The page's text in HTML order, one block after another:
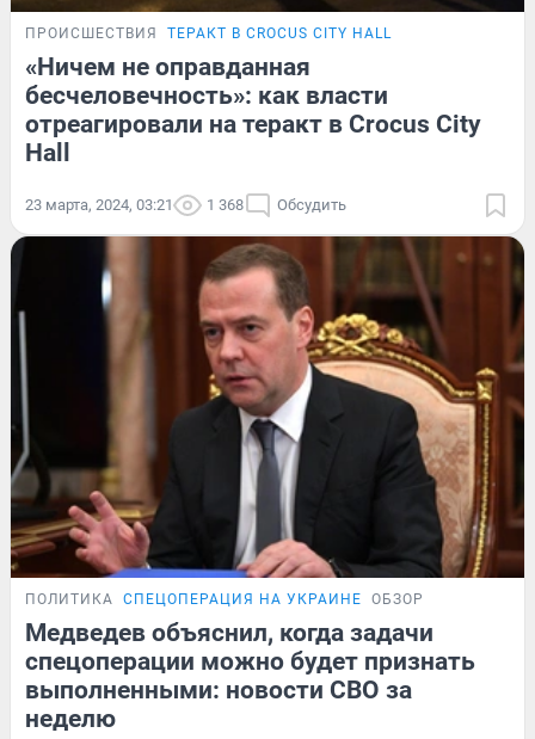
ПРОИСШЕСТВИЯ ТЕРАКТ В CROCUS CITY HALL
«Ничем не оправданная
бесчеловечность»: как власти
отреагировали на теракт в Crocus City
Hall
23 марта, 2024, 03:21 1 368 Обсудить
ПОЛИТИКА СПЕЦОПЕРАЦИЯ НА УКРАИНЕ ОБЗОР
Медведев объяснил, когда задачи
спецоперации можно будет признать
выполненными: новости СВО за
неделю